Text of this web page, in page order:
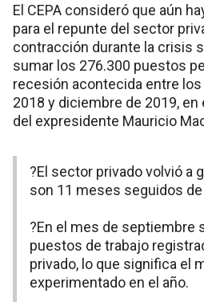
El CEPA consideró que aún
para el repunte del sector
contracción durante la crisis
sumar los 276.300 puestos
recesión acontecida entre
2018 y diciembre de 2019,
del expresidente Mauricio
?El sector privado volvió a
son 11 meses seguidos
?En el mes de septiembre
puestos de trabajo
privado, lo que significa el
experimentado en el año.